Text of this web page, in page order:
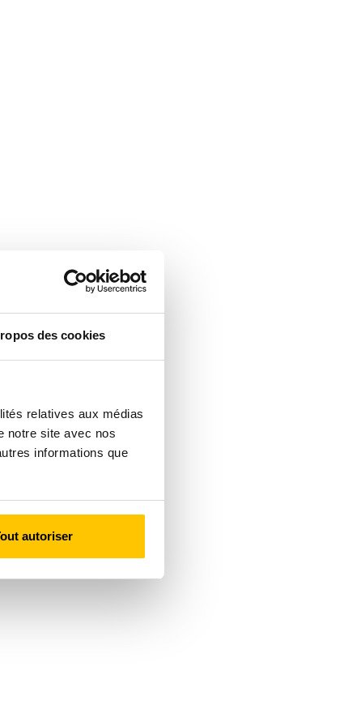
des cookies
relatives aux médias
notre site avec nos
informations que
autoriser